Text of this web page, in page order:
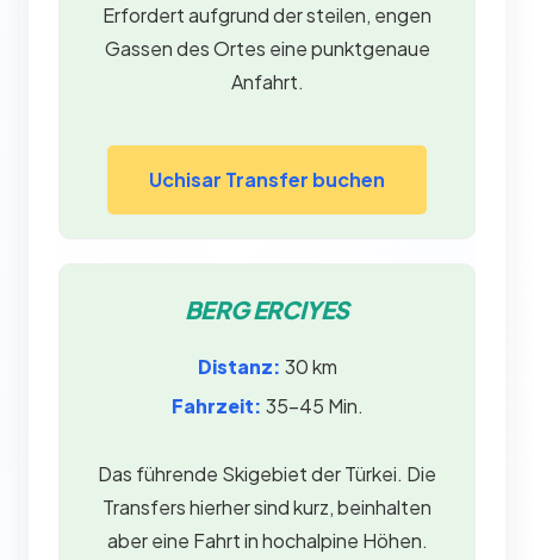
Erfordert aufgrund der steilen, engen
Gassen des Ortes eine punktgenaue
Anfahrt.
Uchisar Transfer buchen
BERG ERCIYES
Distanz: 30 km
Fahrzeit: 35–45 Min.
Das führende Skigebiet der Türkei. Die
Transfers hierher sind kurz, beinhalten
aber eine Fahrt in hochalpine Höhen.